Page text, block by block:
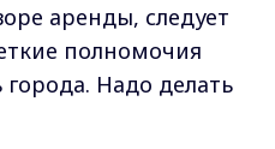
аренды, следует
полномочия
города. Надо делать